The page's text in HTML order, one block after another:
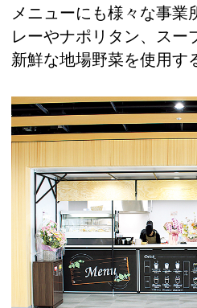
メニューにも様々な事業
レーやナポリタン、スー
新鮮な地場野菜を使用す